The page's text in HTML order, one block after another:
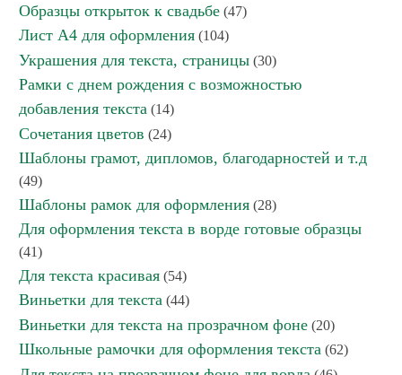
Образцы открыток к свадьбе (47)
Лист А4 для оформления (104)
Украшения для текста, страницы (30)
Рамки с днем рождения с возможностью
добавления текста (14)
Сочетания цветов (24)
Шаблоны грамот, дипломов, благодарностей и т.д
(49)
Шаблоны рамок для оформления (28)
Для оформления текста в ворде готовые образцы
(41)
Для текста красивая (54)
Виньетки для текста (44)
Виньетки для текста на прозрачном фоне (20)
Школьные рамочки для оформления текста (62)